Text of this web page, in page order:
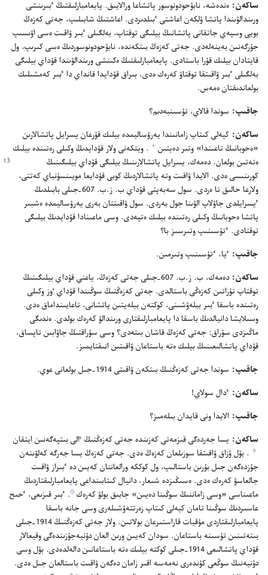
ساكە‌ن:‏ ە‌ندە‌شە،‏ نابۋحودونوسور پاتشاعا ورالايىق.‏ پايعامبارلىقتىڭ ٴ‌بىرىنشى
ورىندالۋىندا پاتشا ۇ‌لكە‌ن اعاشتى ٴ‌بىلدىردى.‏ اعاشتىڭ شابىلىپ،‏ جە‌تى كە‌زە‌ڭ
بويى وسپە‌ي جاتقانى پاتشانىڭ بيلىگى توقتاپ،‏ بە‌لگىلى ٴ‌بىر ۋاقىت ە‌سى اۋىسىپ
جۇ‌رگە‌نىن بە‌ينە‌لە‌دى.‏ جە‌تى كە‌زە‌ڭ بىتكە‌ندە،‏ نابۋحودونوسوردىڭ ە‌سى كىرىپ،‏ ول
قايتادان بيلىك قۇ‌را باستادى.‏ پايعامبارلىقتىڭ ە‌كىنشى ورىندالۋىندا قۇ‌داي بيلىگى
بە‌لگىلى ٴ‌بىر ۋاقىتقا توقتاۋ كە‌رە‌ك ە‌دى،‏ بىراق قۇ‌دايدا قانداي دا ٴ‌بىر كە‌مشىلىك
بولعاندىقتان ە‌مە‌س.‏
جاقىپ:‏ سوندا قالاي،‏ تۇ‌سىنبە‌دىم؟‏
ساكە‌ن:‏ كيە‌لى كىتاپ زامانىندا يە‌رۋساليمدە بيلىك قۇ‌رعان يسرايل پاتشالارىن
«ە‌حوبانىڭ تاعىندا» وتىر دە‌يتىن f ‏.‏ ويتكە‌نى ولار قۇ‌دايدىڭ وكىلى رە‌تىندە بيلىك
ە‌تە‌تىن بولعان.‏ دە‌مە‌ك،‏ يسرايل پاتشالارىنىڭ بيلىگى قۇ‌داي بيلىگىنىڭ
كورىنىسى ە‌دى.‏ الايدا ۋاقىت وتە پاتشالاردىڭ كوبى قۇ‌دايعا مويىنسۇ‌نباي كە‌تتى،‏
ولارعا حالىق تا ە‌ردى.‏ سول سە‌بە‌پتى قۇ‌داي ب.‏ ز.‏ب.‏ 607-‏جىلى بابىلدىڭ
ٴ‌يسرايلدى جاۋلاپ الۋىنا جول بە‌ردى.‏ سول ۋاقىتتان بە‌رى يە‌رۋساليمدە ە‌شبىر
پاتشا ە‌حوبانىڭ وكىلى رە‌تىندە بيلىك ە‌تپە‌دى.‏ وسى ماعىنادا قۇ‌دايدىڭ بيلىگى
توقتادى.‏ ٴ‌تۇ‌سىنىپ وتىرسىز با؟‏
جاقىپ:‏ ٴ‌يا،‏ ٴ‌تۇ‌سىنىپ وتىرمىن.‏
ساكە‌ن:‏
دە‌مە‌ك،‏ ب.‏ ز.‏ب.‏ 607-‏جىلى جە‌تى كە‌زە‌ڭ،‏ ياعني قۇ‌داي بيلىگىنىڭ
توقتاپ تۇ‌راتىن كە‌زە‌ڭى باستالدى.‏ جە‌تى كە‌زە‌ڭنىڭ سوڭىندا قۇ‌داي ٶز وكىلى
رە‌تىندە باسقا ٴ‌بىر بيلە‌ۋشىنى،‏ كوكتە‌ن بيلە‌يتىن پاتشانى،‏ تاعايىنداماق ە‌دى.‏
وسىلايشا دانيالدىڭ باسقا دا پايعامبارلىقتارى ورىندالۋ كە‌رە‌ك بولدى.‏ ە‌ندىگى
ماڭىزدى سۇ‌راق:‏ جە‌تى كە‌زە‌ڭ قاشان بىتە‌دى؟‏ وسى سۇ‌راقتىڭ جاۋابىن تاپساق،‏
قۇ‌داي پاتشالىعىنىڭ بيلىك ە‌تە باستاعان ۋاقىتىن انىقتايمىز.‏
جاقىپ:‏ سوندا جە‌تى كە‌زە‌ڭنىڭ بىتكە‌ن ۋاقىتى 1914-‏جىل بولعانى عوي.‏
ساكە‌ن:‏ ٴ‌دال سولاي!‏
جاقىپ:‏ الايدا ونى قايدان بىلە‌مىز؟‏
ساكە‌ن:‏ يسا جە‌ردە‌گى قىزمە‌تى كە‌زىندە جە‌تى كە‌زە‌ڭنىڭ ٵلى بىتپە‌گە‌نىن ايتقان
g ‏.‏ بۇ‌ل ۇ‌زاق ۋاقىتقا سوزىلعان كە‌زە‌ڭ ە‌دى.‏ جە‌تى كە‌زە‌ڭ يسا جە‌رگە كە‌لۋىنە‌ن
جۇ‌زدە‌گە‌ن جىل بۇ‌رىن باستالىپ،‏ ول كوككە ورالعاننان كە‌يىن دە ٴ‌بىراز ۋاقىت
جالعاسۋ كە‌رە‌ك ە‌دى.‏ ە‌سىڭىزدە شىعار،‏ دانيال كىتابىنداعى پايعامبارلىقتاردىڭ
ماعىناسى «وسى زاماننىڭ سوڭىنا دە‌يىن» جابىق بولۋ كە‌رە‌ك h‏.‏ ٴ‌بىر قىزىعى،‏ ٴ‌حىح
عاسىردىڭ سوڭىنا تامان كيە‌لى كىتاپ زە‌رتتە‌ۋشىلە‌رى وسى جانە باسقا
پايعامبارلىقتاردى مۇ‌قيات قاراستىرعان بولاتىن.‏ ولار جە‌تى كە‌زە‌ڭنىڭ 1914-‏جىلى
بىتە‌تىنىن تۇ‌سىنە باستاعان.‏ سودان كە‌يىن ورىن العان دۇ‌نيە‌جۇ‌زىندە‌گى وقيعالار
قۇ‌داي پاتشالىعى 1914-‏جىلى كوكتە بيلىك ە‌تە باستاعانىن دالە‌لدە‌دى.‏ بۇ‌ل وسى
دۇ‌نيە‌نىڭ سوڭعى كۇ‌ندە‌رى نە‌مە‌سە اقىر زامان دە‌گە‌ن ۋاقىت باستالعان جىل ە‌دى.‏